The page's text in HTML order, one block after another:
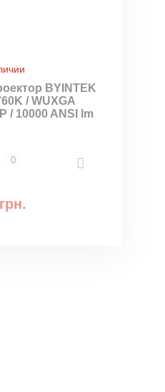
BYINTEK
/ WUXGA
/ 10000 ANSI lm
0